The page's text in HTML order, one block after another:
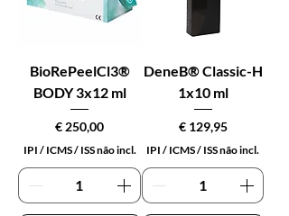
BioRePeelCl3®
BODY 3x12 ml
Preço
€ 250,00
IPI / ICMS / ISS não incl.
DeneB® Classic-H
1x10 ml
Preço
€ 129,95
IPI / ICMS / ISS não incl.